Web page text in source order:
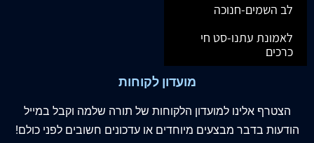
לב השמים-חנוכה
לאמונת עתנו-סט חי
כרכים
מועדון לקוחות
הצטרף אלינו למועדון הלקוחות של תורה שלמה וקבל במייל
הודעות בדבר מבצעים מיוחדים או עדכונים חשובים לפני כולם!